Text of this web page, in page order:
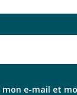
e-mail et